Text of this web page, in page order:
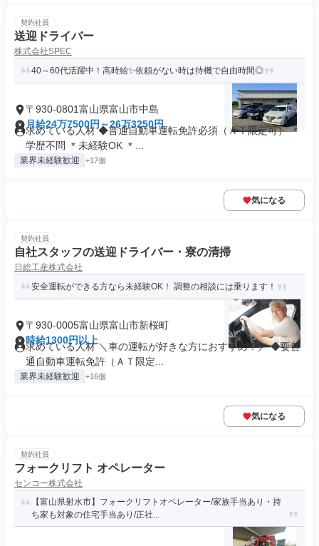
契約社員
送迎ドライバー
株式会社SPEC
40～60代活躍中！高時給✨依頼がない時は待機で自由時間◎
〒930-0801富山県富山市中島
月給24万7500円～26万3250円
求めている人材 ◆普通自動車運転免許必須（ＡＴ限定可） ＊
学歴不問 ＊未経験OK ＊...
業界未経験歓迎 +17個
気になる
契約社員
自社スタッフの送迎ドライバー・寮の清掃
日総工産株式会社
安全運転ができる方なら未経験OK！ 調整の相談には乗ります！
〒930-0005富山県富山市新桜町
時給1300円以上
求めている人材 ＼車の運転が好きな方におすすめ！／ ◆要普
通自動車運転免許（ＡＴ限定...
業界未経験歓迎 +16個
気になる
契約社員
フォークリフト オペレーター
センコー株式会社
【富山県射水市】フォークリフトオペレーター/家族手当あり・持
ち家も対象の住宅手当あり/正社...